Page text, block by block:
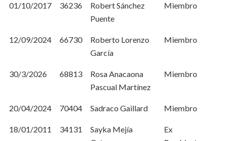
01/10/2017 36236
Robert Sánchez
Puente
Miembro
12/09/2024 66730
Roberto Lorenzo
García
Miembro
30/3/2026 68813
Rosa Anacaona
Pascual Martínez
Miembro
20/04/2024 70404 Sadraco Gaillard Miembro
18/01/2011 34131
Sayka Mejía
Ex